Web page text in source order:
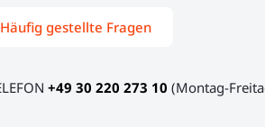
Häufig gestellte Fragen
+49 30 220 273 10 (Montag-